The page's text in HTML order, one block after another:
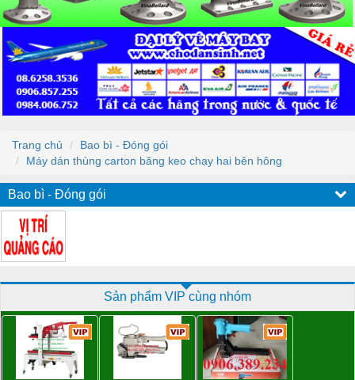
Trang chủ
Bao bì - Đóng gói
Máy dán thùng carton băng keo chạy hai bên hông
Bao bì - Đóng gói
Sản phẩm VIP cùng nhóm